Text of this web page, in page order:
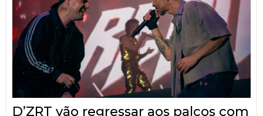
D’ZRT vão regressar aos palcos com